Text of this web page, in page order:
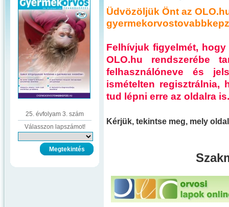
25. évfolyam 3. szám
Válasszon lapszámot!
Üdvözöljük Önt az
Felhívjuk figyelmét,
OLO.hu rendszerébe
felhasználóneve és
ismételten regisztrálnia,
tud lépni erre az oldalra is.
Kérjük, tekintse meg, mely